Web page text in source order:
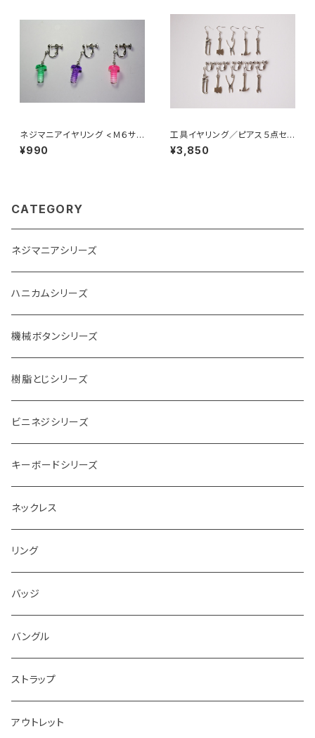
ネジマニアイヤリング <Ｍ６サイ
ズ>
¥990
工具イヤリング／ピアス５点セッ
ト <Ａタイプ>
¥3,850
CATEGORY
ネジマニアシリーズ
ハニカムシリーズ
機械ボタンシリーズ
樹脂とじシリーズ
ビニネジシリーズ
キーボードシリーズ
ネックレス
リング
バッジ
バングル
ストラップ
アウトレット